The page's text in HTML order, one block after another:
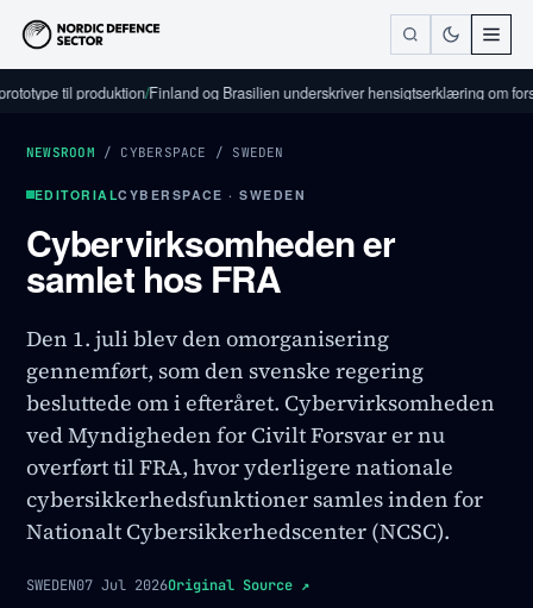
til produktion/Finland og Brasilien underskriver hensigtserklæring om
NEWSROOM / CYBERSPACE / SWEDEN
EDITORIALCYBERSPACE · SWEDEN
Cybervirksomheden er
samlet hos FRA
Den 1. juli blev den omorganisering
gennemført, som den svenske regering
besluttede om i efteråret. Cybervirksomheden
ved Myndigheden for Civilt Forsvar er nu
overført til FRA, hvor yderligere nationale
cybersikkerhedsfunktioner samles inden for
Nationalt Cybersikkerhedscenter (NCSC).
SWEDEN07 Jul 2026Original Source ↗